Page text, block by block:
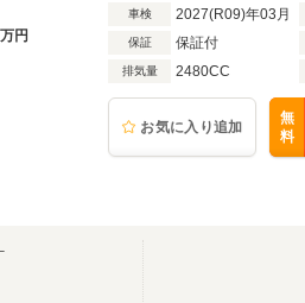
万円
車検 2027(R09)年03月
保証 保証付
排気量 2480CC
お気に入り追加
無
料